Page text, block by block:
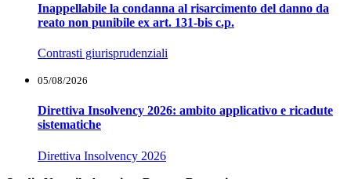
Inappellabile la condanna al risarcimento del danno da
reato non punibile ex art. 131-bis c.p.
Contrasti giurisprudenziali
05/08/2026
Direttiva Insolvency 2026: ambito applicativo e ricadute
sistematiche
Direttiva Insolvency 2026